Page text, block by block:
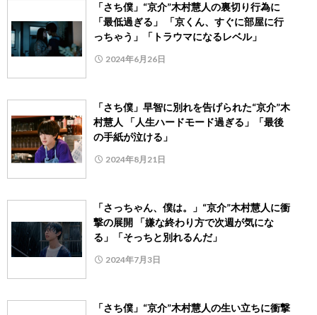
「さち僕」“京介”木村慧人の裏切り行為に
「最低過ぎる」 「京くん、すぐに部屋に行
っちゃう」「トラウマになるレベル」
2024年6月26日
「さち僕」早智に別れを告げられた“京介”木
村慧人 「人生ハードモード過ぎる」「最後
の手紙が泣ける」
2024年8月21日
「さっちゃん、僕は。」“京介”木村慧人に衝
撃の展開 「嫌な終わり方で次週が気にな
る」「そっちと別れるんだ」
2024年7月3日
「さち僕」“京介”木村慧人の生い立ちに衝撃